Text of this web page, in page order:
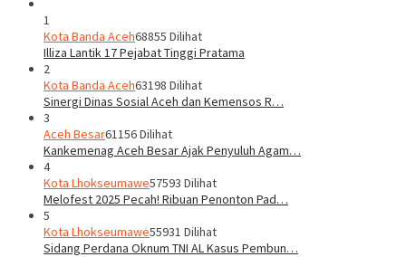
1
Kota Banda Aceh68855 Dilihat
Illiza Lantik 17 Pejabat Tinggi Pratama
2
Kota Banda Aceh63198 Dilihat
Sinergi Dinas Sosial Aceh dan Kemensos R…
3
Aceh Besar61156 Dilihat
Kankemenag Aceh Besar Ajak Penyuluh Agam…
4
Kota Lhokseumawe57593 Dilihat
Melofest 2025 Pecah! Ribuan Penonton Pad…
5
Kota Lhokseumawe55931 Dilihat
Sidang Perdana Oknum TNI AL Kasus Pembun…